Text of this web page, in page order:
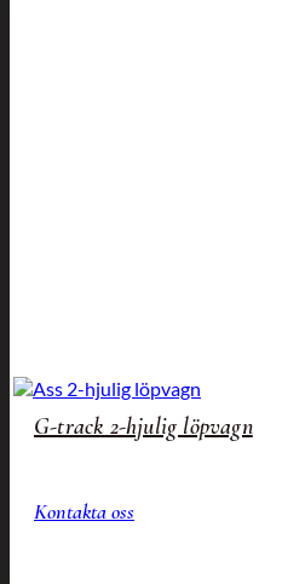
G-track 2-hjulig löpvagn
Kontakta oss